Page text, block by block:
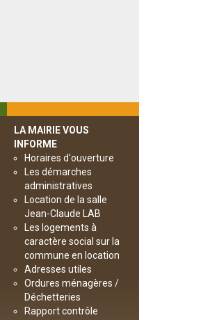
LA MAIRIE VOUS
INFORME
Horaires d'ouverture
Les démarches
administratives
Location de la salle
Jean-Claude LAB
Les logements à
caractère social sur la
commune en location
Adresses utiles
Ordures ménagères /
Déchetteries
Rapport contrôle